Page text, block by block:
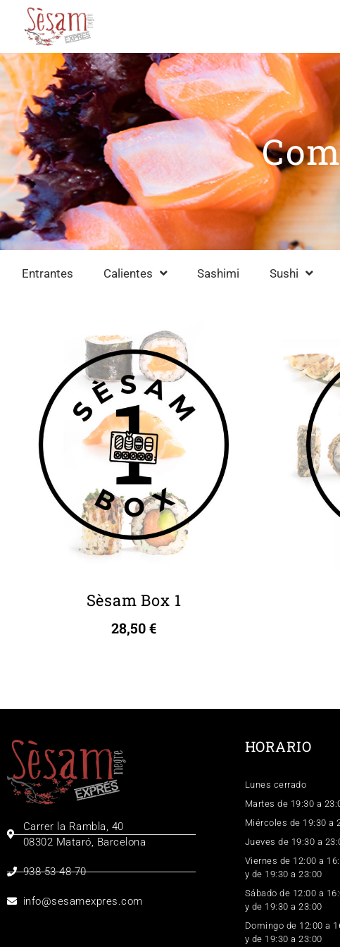
Entrantes Calientes Sashimi Sushi
Sèsam Box 1
28,50€
Carrer la Rambla, 40
08302 Mataró, Barcelona
938 53 48 70
info@sesamexpres.com
HORARIO
Lunes cerrado
Martes de 19:30 a
Miércoles de 19:30 a
Jueves de 19:30 a
Viernes de 12:00 a
y de 19:30 a 23:00
Sábado de 12:00 a
y de 19:30 a 23:00
Domingo de 12:00 a
y de 19:30 a 23:00